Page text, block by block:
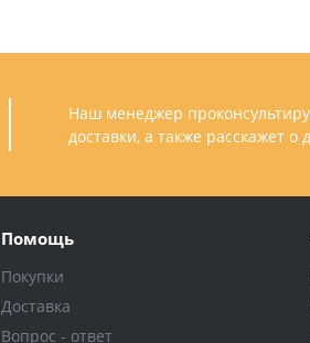
Наш менеджер
доставки, а также расскажет
Помощь
Покупки
Доставка
Вопрос - ответ